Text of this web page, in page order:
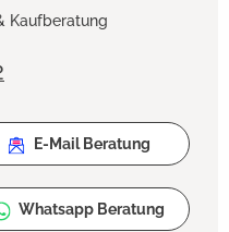
Kaufberatung
E-Mail Beratung
Whatsapp Beratung